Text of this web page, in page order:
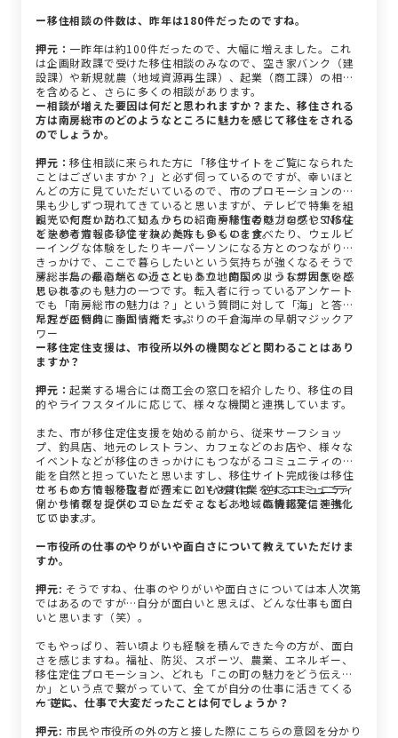
ー移住相談の件数は、昨年は180件だったのですね。
押元： 一昨年は約100件だったので、大幅に増えました。これ
は企画財政課で受けた移住相談のみなので、空き家バンク（建
設課）や新規就農（地域資源再生課）、起業（商工課）の相談
を含めると、さらに多くの相談があります。
ー相談が増えた要因は何だと思われますか？また、移住される
方は南房総市のどのようなところに魅力を感じて移住をされる
のでしょうか。
押元：移住相談に来られた方に「移住サイトをご覧になられた
ことはございますか？」と必ず伺っているのですが、幸いほと
んどの方に見ていただいているので、市のプロモーションの効
果も少しずつ現れてきていると思いますが、テレビで特集を組
んでいただいたり、知人からの紹介や移住者のブログやSNSな
どを参考情報に移住を決めた方も多くいます。
観光で何度か訪れているうちに、南房総市の魅力を感じて移住
を決める方も多いですね。美味しいものを食べたり、ウェルビ
ーイングな体験をしたりキーパーソンになる方とのつながりが
きっかけで、ここで暮らしたいという気持ちが強くなるそうで
す。また、都心からの近さという立地的なメリットが大きいと
思います。
房総半島の最南端ということもあり、南国のような雰囲気を感
じられるのも魅力の一つです。転入者に行っているアンケート
でも「南房総市の魅力は？」という質問に対して「海」と答え
た方が圧倒的に多かったです。
早起きの特典、南国情緒たっぷりの千倉海岸の早朝マジックア
ワー
ー移住定住支援は、市役所以外の機関などと関わることはあり
ますか？
押元：起業する場合には商工会の窓口を紹介したり、移住の目
的やライフスタイルに応じて、様々な機関と連携しています。
また、市が移住定住支援を始める前から、従来サーフショッ
プ、釣具店、地元のレストラン、カフェなどのお店や、様々な
イベントなどが移住のきっかけにもつながるコミュニティの機
能を自然と担っていたと思いますし、移住サイト完成後は移住
サイトの方でも移住者が週末にDIYや農作業をするコミュニテ
ィ、サイクリングのコミュニティなど、地域の情報発信を強化
しています。
こちらから情報を取りに行くこともあれば、逆にコミュニティ
側から情報を提供していただくこともあり、臨機応変に連携し
ています。
ー市役所の仕事のやりがいや面白さについて教えていただけま
すか。
押元: そうですね、仕事のやりがいや面白さについては本人次第
ではあるのですが…自分が面白いと思えば、どんな仕事も面白
いと思います（笑）。
でもやっぱり、若い頃よりも経験を積んできた今の方が、面白
さを感じますね。福祉、防災、スポーツ、農業、エネルギー、
移住定住プロモーション、どれも「この町の魅力をどう伝える
か」という点で繋がっていて、全てが自分の仕事に活きてくる
んです。
ー 逆に、仕事で大変だったことは何でしょうか？
押元: 市民や市役所の外の方と接した際にこちらの意図を分かり